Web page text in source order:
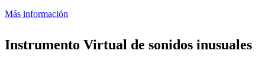
Más información
Instrumento Virtual de sonidos inusuales